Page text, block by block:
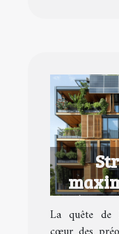
La quête de